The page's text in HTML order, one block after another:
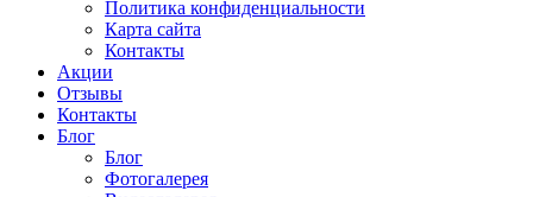
Политика конфиденциальности
Карта сайта
Контакты
Акции
Отзывы
Контакты
Блог
Блог
Фотогалерея